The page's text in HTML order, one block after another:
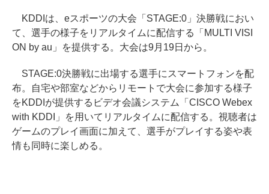
KDDIは、eスポーツの大会「STAGE:0」決勝戦におい
て、選手の様子をリアルタイムに配信する「MULTI VISI
ON by au」を提供する。大会は9月19日から。
STAGE:0決勝戦に出場する選手にスマートフォンを配
布。自宅や部室などからリモートで大会に参加する様子
をKDDIが提供するビデオ会議システム「CISCO Webex
with KDDI」を用いてリアルタイムに配信する。視聴者は
ゲームのプレイ画面に加えて、選手がプレイする姿や表
情も同時に楽しめる。